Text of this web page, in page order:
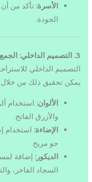
الأسرة: تأكد من
الجودة.
3. التصميم الداخلي: الجمع بين الفخامة والراحة
التصميم الداخلي
يمكن تحقيق ذلك من خلال:
الألوان: استخدام
والأزرق الفاتح.
الإضاءة: استخدام
جو مريح.
الديكور: إضافة
السجاد الفاخر،